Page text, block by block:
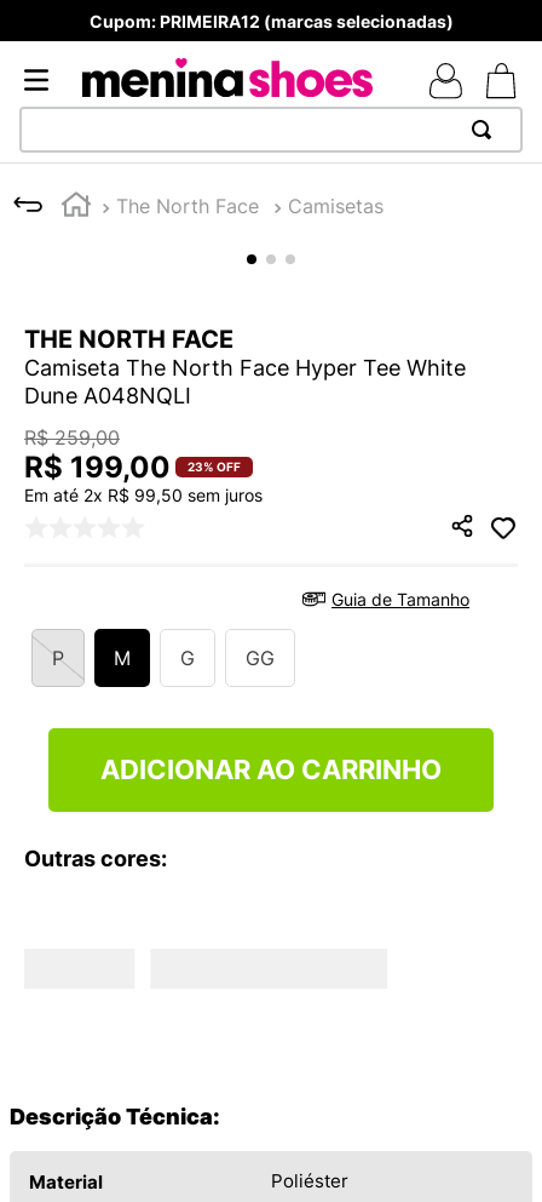
Cupom: PRIMEIRA12 (marcas selecionadas)
The North Face Camisetas
THE NORTH FACE
Camiseta The North Face Hyper Tee White
Dune A048NQLI
R$ 259,00
R$ 199,00 23% OFF
Em até 2x R$ 99,50 sem juros
Guia de Tamanho
P M G GG
ADICIONAR AO CARRINHO
Outras cores:
Descrição Técnica:
Material Poliéster
1
TÊNIS NEWS BALANCE 530
4º
NEW 9060
5
ADIDAS
6
SAMBA
7º
MELISSA SLIDE
VANS TÊNIS VANS ULTRARANGE